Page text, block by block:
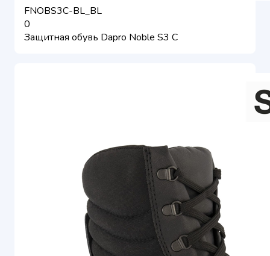
FNOBS3C-BL_BL
0
Защитная обувь Dapro Noble S3 C